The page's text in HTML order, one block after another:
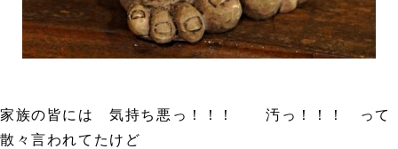
家族の皆には 気持ち悪っ！！！ 汚っ！！！ って
散々言われてたけど